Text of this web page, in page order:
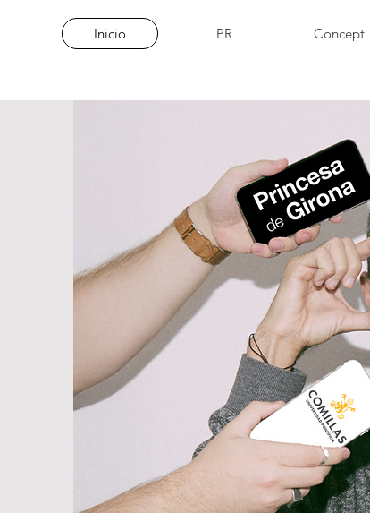
Inicio PR Concept